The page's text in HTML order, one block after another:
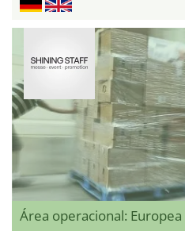
Área operacional: Europea